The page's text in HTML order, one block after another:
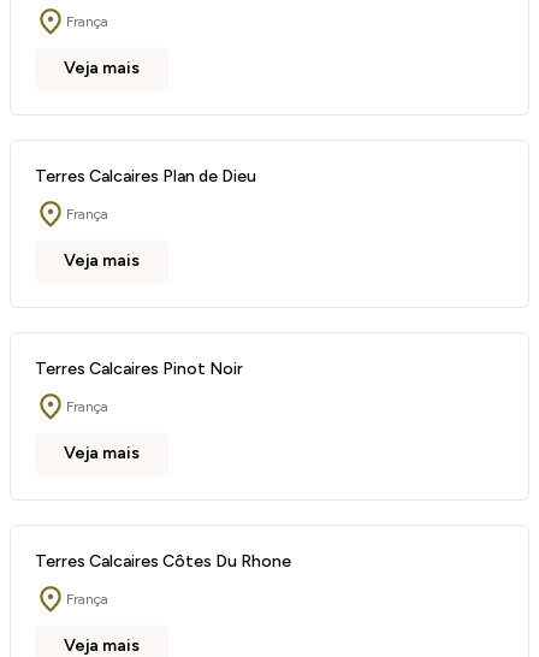
França
Veja mais
Terres Calcaires Plan de Dieu
França
Veja mais
Terres Calcaires Pinot Noir
França
Veja mais
Terres Calcaires Côtes Du Rhone
França
Veja mais